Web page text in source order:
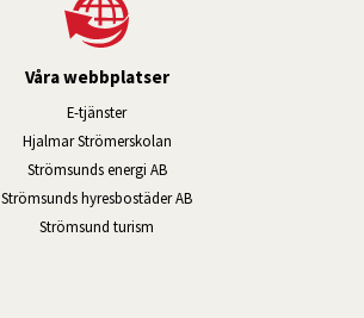
Våra webbplatser
E-tjänsterLänk till annan webbplats, öppnas i
Hjalmar StrömerskolanLänk till annan webbplats,
Strömsunds energi ABLänk till annan webbplats,
Strömsunds hyresbostäder ABLänk till annan
Strömsund turism